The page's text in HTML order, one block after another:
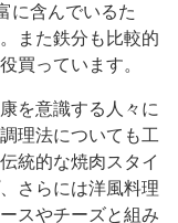
に含んでいるた
また鉄分も比較的
買っています。
を意識する人々に
理法についても工
統的な焼肉スタイ
さらには洋風料理
スやチーズと組み